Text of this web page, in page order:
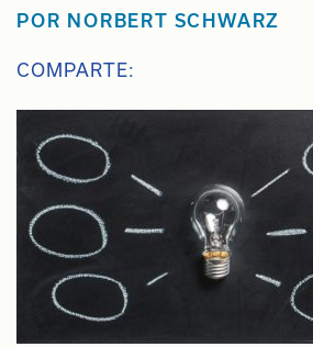
POR NORBERT SCHWARZ
COMPARTE: